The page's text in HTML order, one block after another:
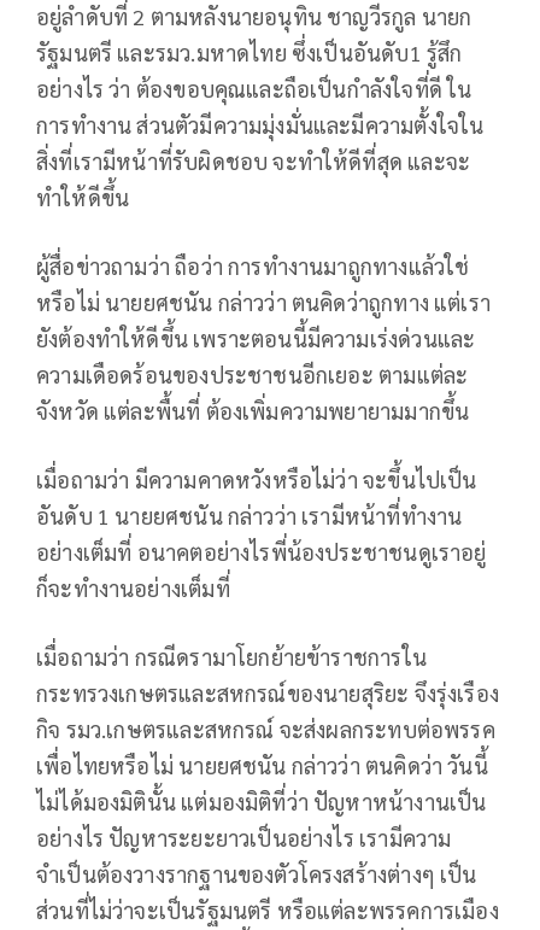
อยู่ลำดับที่ 2 ตามหลังนายอนุทิน ชาญวีรกูล นายก
รัฐมนตรี และรมว.มหาดไทย ซึ่งเป็นอันดับ1 รู้สึก
อย่างไร ว่า ต้องขอบคุณและถือเป็นกำลังใจที่ดี ใน
การทำงาน ส่วนตัวมีความมุ่งมั่นและมีความตั้งใจใน
สิ่งที่เรามีหน้าที่รับผิดชอบ จะทำให้ดีที่สุด และจะ
ทำให้ดีขึ้น
ผู้สื่อข่าวถามว่า ถือว่า การทำงานมาถูกทางแล้วใช่
หรือไม่ นายยศชนัน กล่าวว่า ตนคิดว่าถูกทาง แต่เรา
ยังต้องทำให้ดีขึ้น เพราะตอนนี้มีความเร่งด่วนและ
ความเดือดร้อนของประชาชนอีกเยอะ ตามแต่ละ
จังหวัด แต่ละพื้นที่ ต้องเพิ่มความพยายามมากขึ้น
เมื่อถามว่า มีความคาดหวังหรือไม่ว่า จะขึ้นไปเป็น
อันดับ 1 นายยศชนัน กล่าวว่า เรามีหน้าที่ทำงาน
อย่างเต็มที่ อนาคตอย่างไรพี่น้องประชาชนดูเราอยู่
ก็จะทำงานอย่างเต็มที่
เมื่อถามว่า กรณีดรามาโยกย้ายข้าราชการใน
กระทรวงเกษตรและสหกรณ์ของนายสุริยะ จึงรุ่งเรือง
กิจ รมว.เกษตรและสหกรณ์ จะส่งผลกระทบต่อพรรค
เพื่อไทยหรือไม่ นายยศชนัน กล่าวว่า ตนคิดว่า วันนี้
ไม่ได้มองมิตินั้น แต่มองมิติที่ว่า ปัญหาหน้างานเป็น
อย่างไร ปัญหาระยะยาวเป็นอย่างไร เรามีความ
จำเป็นต้องวางรากฐานของตัวโครงสร้างต่างๆ เป็น
ส่วนที่ไม่ว่าจะเป็นรัฐมนตรี หรือแต่ละพรรคการเมือง